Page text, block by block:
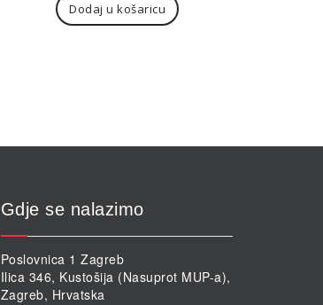
Dodaj u košaricu
Gdje se nalazimo
Poslovnica 1 Zagreb
Ilica 346, Kustošija (Nasuprot MUP-a),
Zagreb, Hrvatska